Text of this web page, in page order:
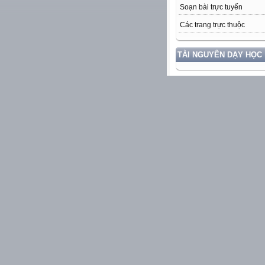
Soạn bài trực tuyến
Các trang trực thuộc
TÀI NGUYÊN DẠY HỌC